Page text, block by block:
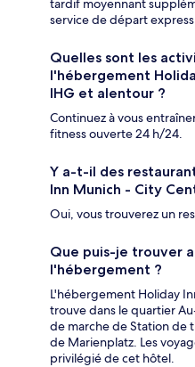
tardif moyennant
service de départ
Quelles sont les
l'hébergement
IHG et alentour ?
Continuez à vous
fitness ouverte 24 h/24.
Y a-t-il des
Inn Munich - City
Oui, vous trouverez un
Que puis-je trouver
l'hébergement ?
L'hébergement Holiday
trouve dans le quartier
de marche de Station de
de Marienplatz. Les
privilégié de cet hôtel.